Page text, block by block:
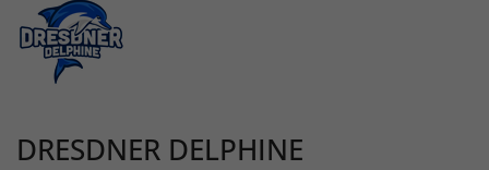
DRESDNER DELPHINE